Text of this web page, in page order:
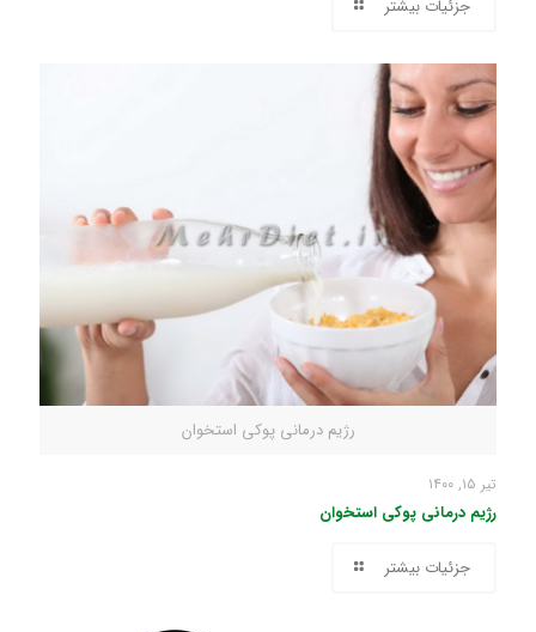
جزئیات بیشتر
رژیم درمانی پوکی استخوان
تیر ۱۵, ۱۴۰۰
رژیم درمانی پوکی استخوان
جزئیات بیشتر